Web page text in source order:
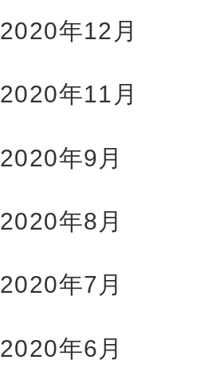
2020年12月
2020年11月
2020年9月
2020年8月
2020年7月
2020年6月